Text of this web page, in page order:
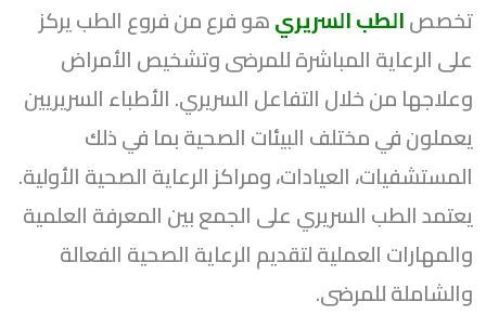
تخصصالطب السريريهو فرع من فروع الطب يركز
على الرعاية المباشرة للمرضى وتشخيص الأمراض
وعلاجها من خلال التفاعل السريري. الأطباء السريريين
يعملون في مختلف البيئات الصحية بما في ذلك
المستشفيات، العيادات، ومراكز الرعاية الصحية الأولية.
يعتمد الطب السريري على الجمع بين المعرفة العلمية
والمهارات العملية لتقديم الرعاية الصحية الفعالة
والشاملة للمرضى.